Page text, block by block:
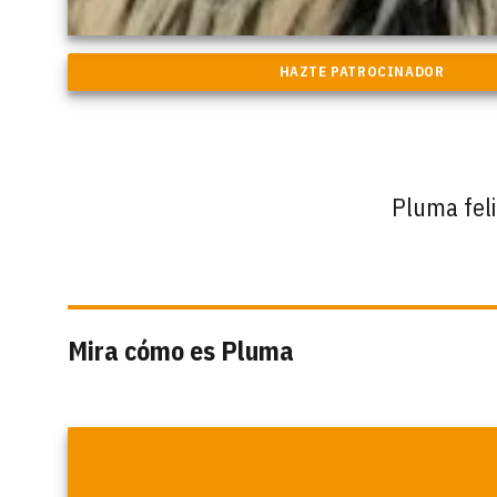
Pluma
Mira cómo es Pluma